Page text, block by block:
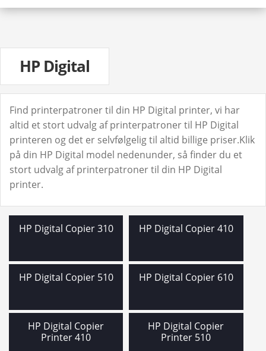
HP Fax
HP Laserjet P
HP Laserjet Pro
HP Neverstop
HP Officejet
HP Officejet pro
HP Pagewide
HP Photosmart
HP PSC
HP TopShot
Lexmark
Samsung
Xerox
PAPIR
INFORMATION
👤 Din Konto
HP Digital
Find printerpatroner til din HP Digital printer, vi har
altid et stort udvalg af printerpatroner til HP Digital
printeren og det er selvfølgelig til altid billige priser.Klik
på din HP Digital model nedenunder, så finder du et
stort udvalg af printerpatroner til din HP Digital
printer.
HP Digital Copier 310 HP Digital Copier 410
HP Digital Copier 510 HP Digital Copier 610
HP Digital Copier
Printer 410
HP Digital Copier
Printer 510